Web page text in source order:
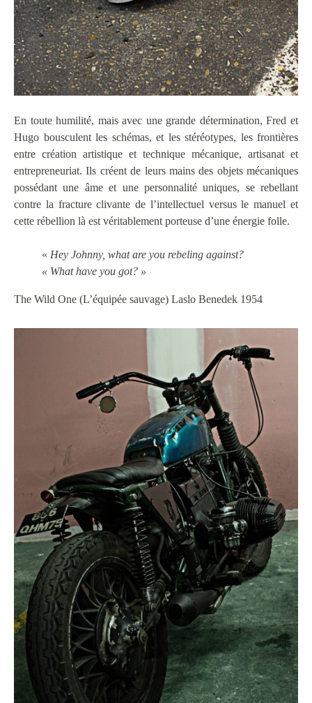
En toute humilité, mais avec une grande détermination, Fred et
Hugo bousculent les schémas, et les stéréotypes, les frontières
entre création artistique et technique mécanique, artisanat et
entrepreneuriat. Ils créent de leurs mains des objets mécaniques
possédant une âme et une personnalité uniques, se rebellant
contre la fracture clivante de l’intellectuel versus le manuel et
cette rébellion là est véritablement porteuse d’une énergie folle.
« Hey Johnny, what are you rebeling against?
« What have you got? »
The Wild One (L’équipée sauvage) Laslo Benedek 1954